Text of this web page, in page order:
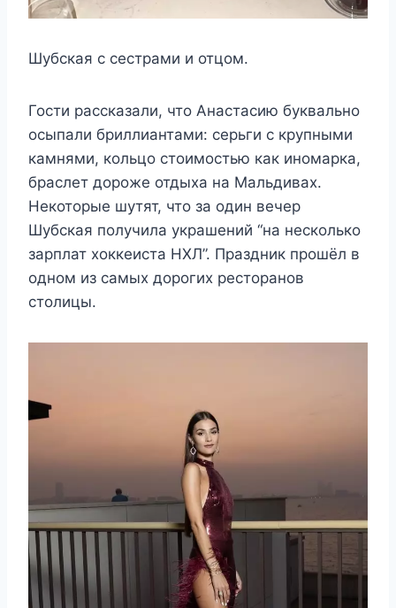
Шубская с сестрами и отцом.
Гости рассказали, что Анастасию буквально
осыпали бриллиантами: серьги с крупными
камнями, кольцо стоимостью как иномарка,
браслет дороже отдыха на Мальдивах.
Некоторые шутят, что за один вечер
Шубская получила украшений “на несколько
зарплат хоккеиста НХЛ”. Праздник прошёл в
одном из самых дорогих ресторанов
столицы.